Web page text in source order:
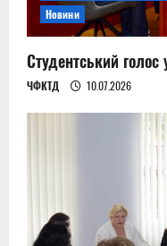
Новини
Студентський
ЧФКТД 10.07.2026